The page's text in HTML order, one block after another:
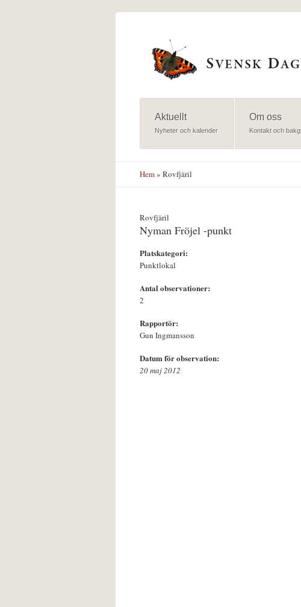
Aktuellt
Nyheter och kalender
Om oss
Kontakt och
Hem» Rovfjäril
Rovfjäril
Nyman Fröjel -punkt
Platskategori:
Punktlokal
Antal observationer:
2
Rapportör:
Gun Ingmansson
Datum för observation:
20 maj 2012